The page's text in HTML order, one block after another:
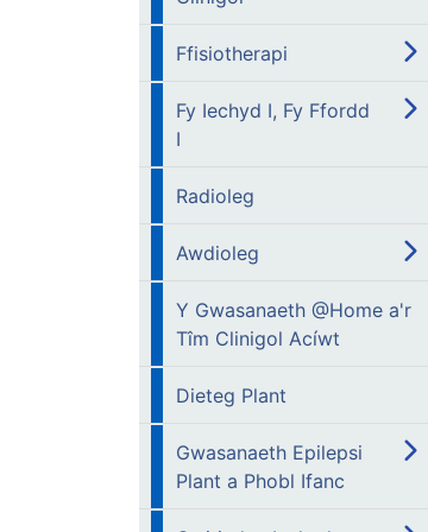
Ffisiotherapi
Fy Iechyd I, Fy Ffordd
I
Radioleg
Awdioleg
Y Gwasanaeth @Home a'r
Tîm Clinigol Acíwt
Dieteg Plant
Gwasanaeth Epilepsi
Plant a Phobl Ifanc